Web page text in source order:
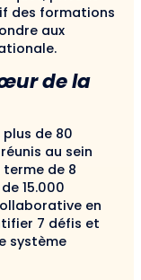
des formations
aux
de la
de 80
au sein
terme de 8
15.000
en
7 défis et
système